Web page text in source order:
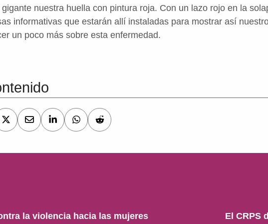
gigante nuestra huella con pintura roja. Con un lazo rojo en la
informativas que estarán allí instaladas para mostrar así
un poco más sobre esta enfermedad.
la violencia hacia las mujeres
El CRPS